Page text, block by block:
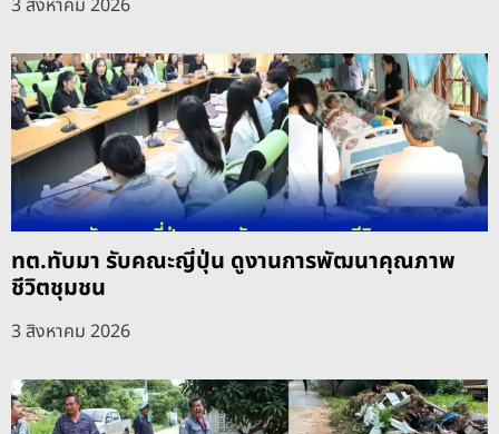
3 สิงหาคม 2026
ทต.ทับมา รับคณะญี่ปุ่น ดูงานการพัฒนาคุณภาพ
ชีวิตชุมชน
3 สิงหาคม 2026